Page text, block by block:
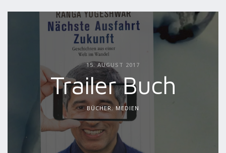
15. AUGUST 2017
Trailer Buch
BÜCHER, MEDIEN